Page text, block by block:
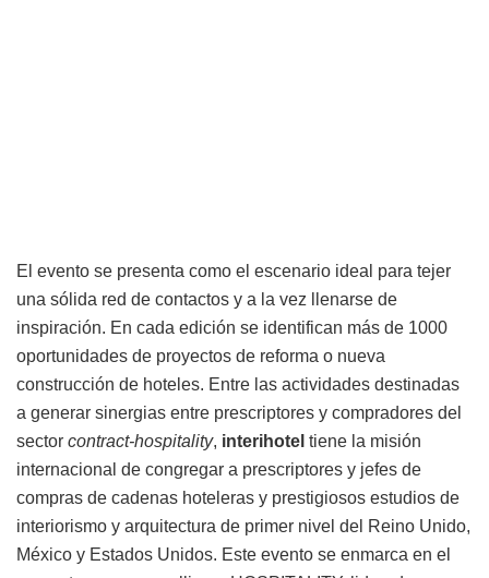
El evento se presenta como el escenario ideal para tejer
una sólida red de contactos y a la vez llenarse de
inspiración. En cada edición se identifican más de 1000
oportunidades de proyectos de reforma o nueva
construcción de hoteles. Entre las actividades destinadas
a generar sinergias entre prescriptores y compradores del
sector contract-hospitality, interihotel tiene la misión
internacional de congregar a prescriptores y jefes de
compras de cadenas hoteleras y prestigiosos estudios de
interiorismo y arquitectura de primer nivel del Reino Unido,
México y Estados Unidos. Este evento se enmarca en el